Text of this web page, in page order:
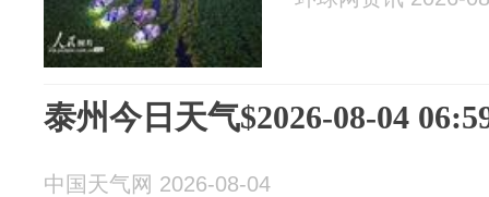
泰州今日天气$2026-08-04
中国天气网 2026-08-04